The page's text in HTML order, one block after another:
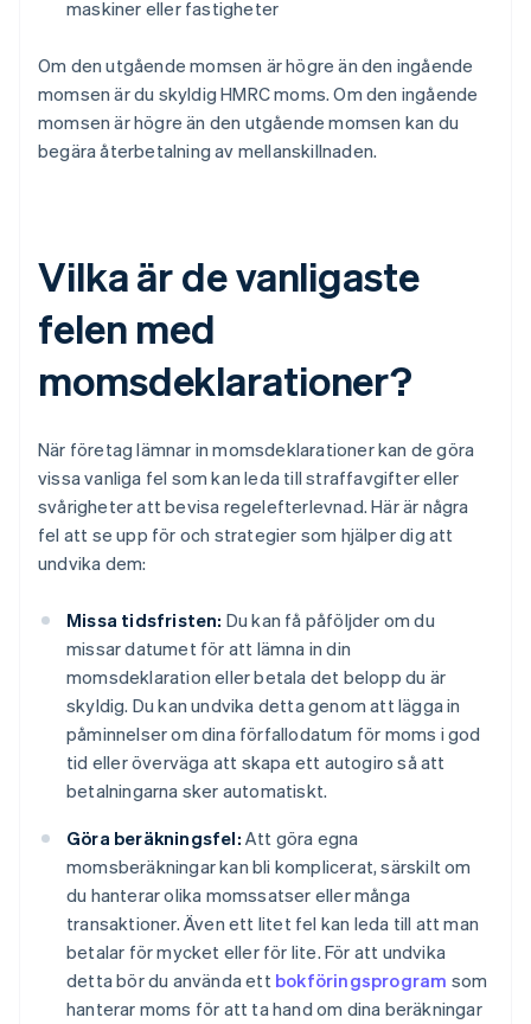
maskiner eller fastigheter
Om den utgående momsen är högre än den ingående
momsen är du skyldig HMRC moms. Om den ingående
momsen är högre än den utgående momsen kan du
begära återbetalning av mellanskillnaden.
Vilka är de vanligaste
felen med
momsdeklarationer?
När företag lämnar in momsdeklarationer kan de göra
vissa vanliga fel som kan leda till straffavgifter eller
svårigheter att bevisa regelefterlevnad. Här är några
fel att se upp för och strategier som hjälper dig att
undvika dem:
Missa tidsfristen: Du kan få påföljder om du
missar datumet för att lämna in din
momsdeklaration eller betala det belopp du är
skyldig. Du kan undvika detta genom att lägga in
påminnelser om dina förfallodatum för moms i god
tid eller överväga att skapa ett autogiro så att
betalningarna sker automatiskt.
Göra beräkningsfel: Att göra egna
momsberäkningar kan bli komplicerat, särskilt om
du hanterar olika momssatser eller många
transaktioner. Även ett litet fel kan leda till att man
betalar för mycket eller för lite. För att undvika
detta bör du använda ett bokföringsprogram som
hanterar moms för att ta hand om dina beräkningar